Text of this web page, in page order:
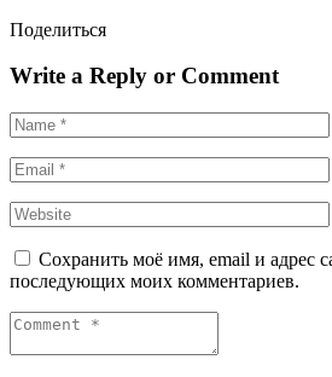
Поделиться
Write a Reply or Comment
Сохранить моё имя, email и адрес
последующих моих комментариев.